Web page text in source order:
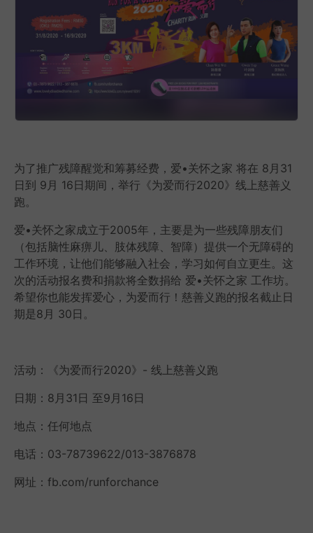
为了推广残障醒觉和筹募经费，爱•关怀之家 将在 8月31
日到 9月 16日期间，举行《为爱而行2020》线上慈善义
跑。
爱•关怀之家成立于2005年，主要是为一些残障朋友们
（包括脑性麻痹儿、肢体残障、智障）提供一个无障碍的
工作环境，让他们能够融入社会，学习如何自立更生。这
次的活动报名费和捐款将全数捐给 爱•关怀之家 工作坊。
希望你也能发挥爱心，为爱而行！慈善义跑的报名截止日
期是8月 30日。
活动：《为爱而行2020》- 线上慈善义跑
日期：8月31日 至9月16日
地点：任何地点
电话：03-78739622/013-3876878
网址：fb.com/runforchance